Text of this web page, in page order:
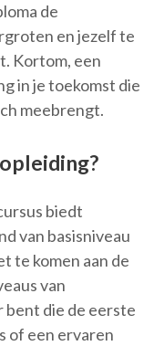
de
en jezelf te
Kortom, een
in je toekomst die
meebrengt.
biedt
van basisniveau
te komen aan de
van
bent die de eerste
of een ervaren